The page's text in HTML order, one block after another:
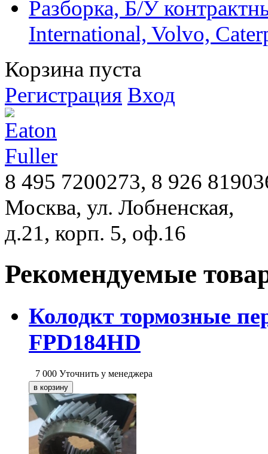
Разборка, Б/У
International, Volvo,
Корзина пуста
Регистрация Вход
8 495 7200273, 8 926
Москва, ул. Лобненская,
д.21, корп. 5, оф.16
Рекомендуемые
Колодкт тормозные
FPD184HD
7 000 Уточнить у менеджера